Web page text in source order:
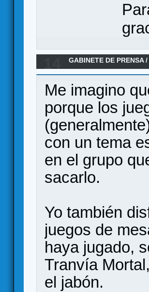
GABINETE DE PRENSA/
depravación en juegos
Me imagino
porque los
con un tema
en el grupo
sacarlo.
Yo también
juegos de
haya jugado,
Tranvía
el jabón.